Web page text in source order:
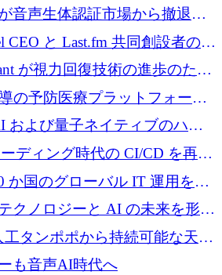
ムのために 400 万ドルを調達
音声生体認証市場から撤退す
が54万6,000ポンドのプレシ
CEO と Last.fm 共同創設者の支
ルス撤退
が視力回復技術の進歩のため
を確保
の予防医療プラットフォーム
にシリーズ A で 2,000 万ドル
および量子ネイティブのハー
ニアリングを推進するために
を調達
ディング時代の CI/CD を再発
万ドルをかけてステルスか
か国のグローバル IT 運用を自
300 万ユーロ以上を調達
クノロジーと AI の未来を形作
ョン リーダーが Nexus
に集まる理由
工タンポポから持続可能な天然
ために 340 万ポンドを調達
も音声AI時代へ